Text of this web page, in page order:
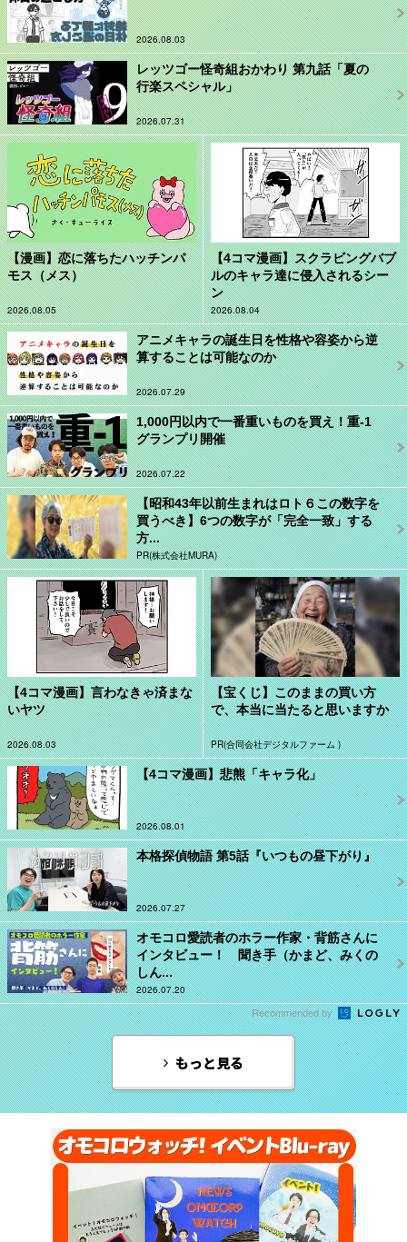
2026.08.03
レッツゴー怪奇組おかわり 第九話「夏の
行楽スペシャル」
2026.07.31
【漫画】恋に落ちたハッチンパ
モス（メス）
2026.08.05
【4コマ漫画】スクラビングバブ
ルのキャラ達に侵入されるシー
ン
2026.08.04
アニメキャラの誕生日を性格や容姿から逆
算することは可能なのか
2026.07.29
1,000円以内で一番重いものを買え！重-1
グランプリ開催
2026.07.22
【昭和43年以前生まれはロト６この数字を
買うべき】6つの数字が「完全一致」する
方...
PR(株式会社MURA)
【4コマ漫画】言わなきゃ済まな
いヤツ
2026.08.03
【宝くじ】このままの買い方
で、本当に当たると思いますか
PR(合同会社デジタルファーム )
【4コマ漫画】悲熊「キャラ化」
2026.08.01
本格探偵物語 第5話『いつもの昼下がり』
2026.07.27
オモコロ愛読者のホラー作家・背筋さんに
インタビュー！ 聞き手（かまど、みくの
しん...
2026.07.20
Recommended by
もっと見る